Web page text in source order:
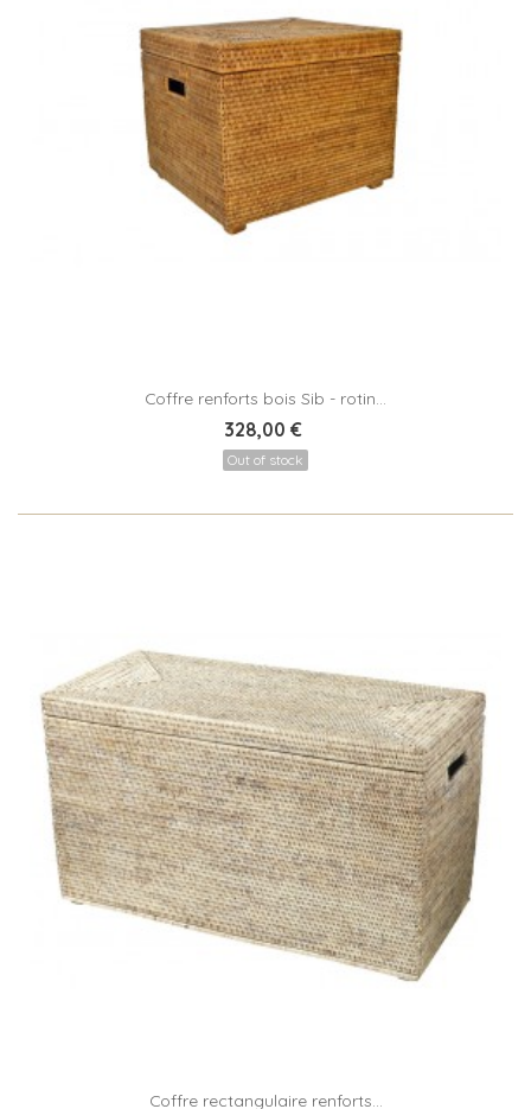
Coffre renforts bois Sib - rotin...
328,00 €
Out of stock
Coffre rectangulaire renforts...